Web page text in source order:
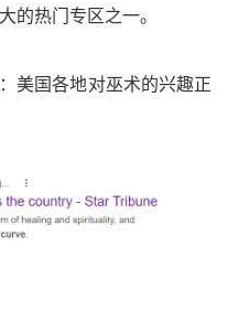
热门专区之一。
美国各地对巫术的兴趣正